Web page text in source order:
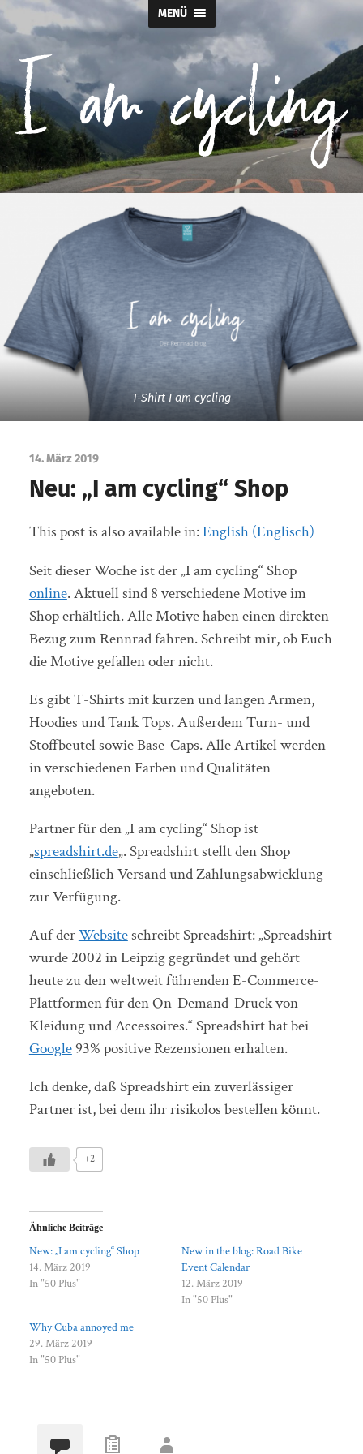
MENÜ
I
am
cycling
T-Shirt I am cycling
14. März 2019
Neu: „I am cycling“ Shop
This post is also available in:English(Englisch)
Seit dieser Woche ist der „I am cycling“ Shop
online. Aktuell sind 8 verschiedene Motive im
Shop erhältlich. Alle Motive haben einen direkten
Bezug zum Rennrad fahren. Schreibt mir, ob Euch
die Motive gefallen oder nicht.
Es gibt T-Shirts mit kurzen und langen Armen,
Hoodies und Tank Tops. Außerdem Turn- und
Stoffbeutel sowie Base-Caps. Alle Artikel werden
in verschiedenen Farben und Qualitäten
angeboten.
Partner für den „I am cycling“ Shop ist
„spreadshirt.de„. Spreadshirt stellt den Shop
einschließlich Versand und Zahlungsabwicklung
zur Verfügung.
Auf derWebsiteschreibt Spreadshirt: „Spreadshirt
wurde 2002 in Leipzig gegründet und gehört
heute zu den weltweit führenden E-Commerce-
Plattformen für den On-Demand-Druck von
Kleidung und Accessoires.“ Spreadshirt hat bei
Google93% positive Rezensionen erhalten.
Ich denke, daß Spreadshirt ein zuverlässiger
Partner ist, bei dem ihr risikolos bestellen könnt.
+2
Ähnliche Beiträge
New: „I am cycling“ Shop
14. März 2019
In "50 Plus"
New in the blog: Road Bike
Event Calendar
12. März 2019
In "50 Plus"
Why Cuba annoyed me
29. März 2019
In "50 Plus"